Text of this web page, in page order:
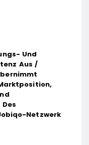
Und
Aus /
Netzwerk